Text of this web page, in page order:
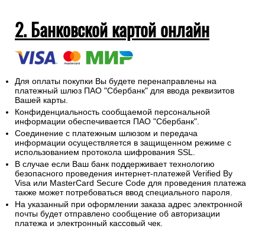
2. Банковской картой онлайн
Для оплаты покупки Вы будете перенаправлены на
платежный шлюз ПАО "Сбербанк" для ввода реквизитов
Вашей карты.
Конфиденциальность сообщаемой персональной
информации обеспечивается ПАО "Сбербанк".
Соединение с платежным шлюзом и передача
информации осуществляется в защищенном режиме с
использованием протокола шифрования SSL.
В случае если Ваш банк поддерживает технологию
безопасного проведения интернет-платежей Verified By
Visa или MasterCard Secure Code для проведения платежа
также может потребоваться ввод специального пароля.
На указанный при оформлении заказа адрес электронной
почты будет отправлено сообщение об авторизации
платежа и электронный кассовый чек.